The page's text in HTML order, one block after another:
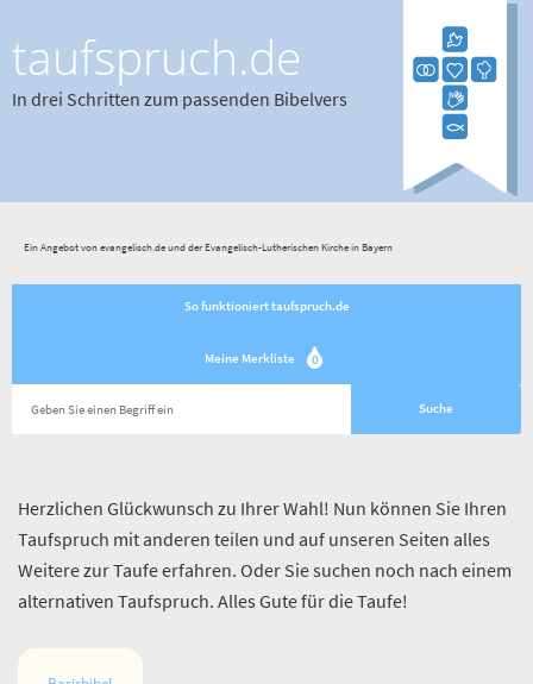
taufspruch.de
In drei Schritten zum passenden Bibelvers
Ein Angebot von evangelisch.de und der Evangelisch-Lutherischen Kirche in Bayern
So funktioniert taufspruch.de
Meine Merkliste 0
Herzlichen Glückwunsch zu Ihrer Wahl! Nun können Sie Ihren
Taufspruch mit anderen teilen und auf unseren Seiten alles
Weitere zur Taufe erfahren. Oder Sie suchen noch nach einem
alternativen Taufspruch. Alles Gute für die Taufe!